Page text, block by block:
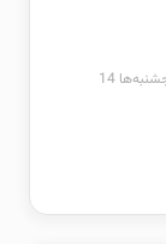
پنجشنبه‌ها 14